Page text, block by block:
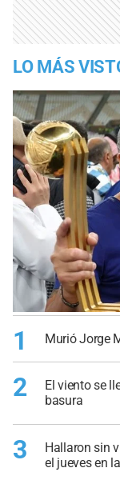
LO MÁS
1 Murió Jorge
2
El viento se
basura
3
Hallaron sin
el jueves en